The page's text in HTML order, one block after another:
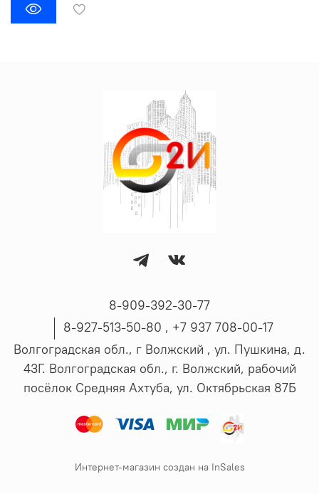
8-909-392-30-77
8-927-513-50-80 , ‪+7 937 708-00-17
Волгоградская обл., г Волжский , ул. Пушкина, д.
43Г. Волгоградская обл., г. Волжский, рабочий
посёлок Средняя Ахтуба, ул. Октябрьская 87Б
Интернет-магазин создан на InSales